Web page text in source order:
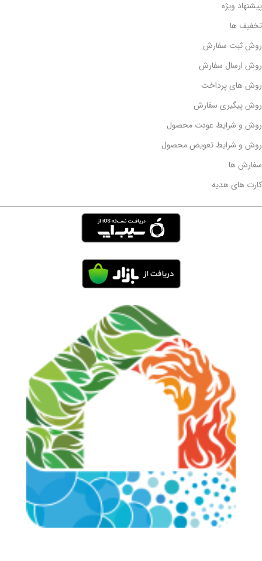
پیشنهاد ویژه
تخفیف ها
روش ثبت سفارش
روش ارسال سفارش
روش های پرداخت
روش پیگیری سفارش
روش و شرایط عودت محصول
روش و شرایط تعویض محصول
سفارش ها
کارت های هدیه